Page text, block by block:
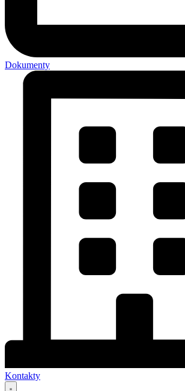
Dokumenty
Kontakty